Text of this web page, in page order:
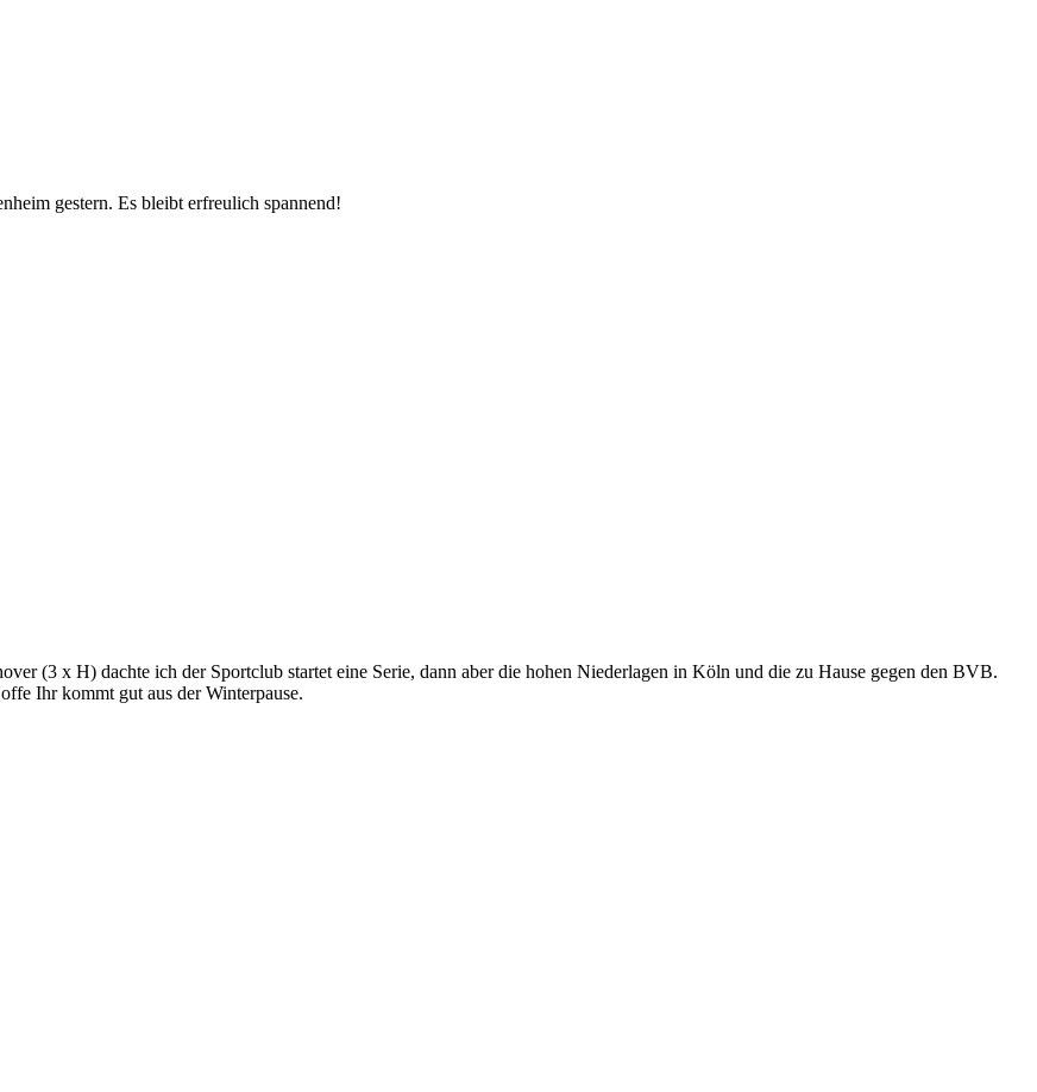
gestern. Es bleibt erfreulich spannend!
(3 x H) dachte ich der Sportclub startet eine Serie, dann aber die hohen Niederlagen in Köln und die zu Hause gegen den BVB.
Ihr kommt gut aus der Winterpause.